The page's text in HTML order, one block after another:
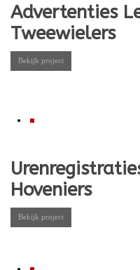
Advertenties
Tweewielers
Bekijk project
Hoveniers
Bekijk project